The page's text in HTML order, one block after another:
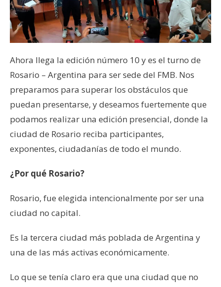
Ahora llega la edición número 10 y es el turno de
Rosario – Argentina para ser sede del FMB. Nos
preparamos para superar los obstáculos que
puedan presentarse, y deseamos fuertemente que
podamos realizar una edición presencial, donde la
ciudad de Rosario reciba participantes,
exponentes, ciudadanías de todo el mundo.
¿Por qué Rosario?
Rosario, fue elegida intencionalmente por ser una
ciudad no capital.
Es la tercera ciudad más poblada de Argentina y
una de las más activas económicamente.
Lo que se tenía claro era que una ciudad que no